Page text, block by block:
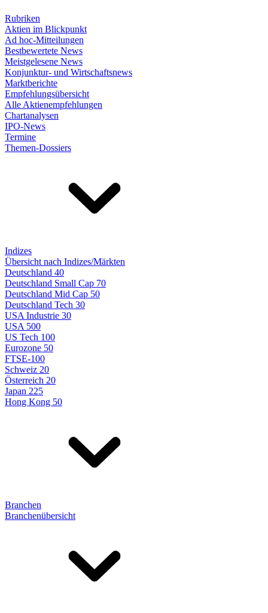
Rubriken
Aktien im Blickpunkt
Ad hoc-Mitteilungen
Bestbewertete News
Meistgelesene News
Konjunktur- und Wirtschaftsnews
Marktberichte
Empfehlungsübersicht
Alle Aktienempfehlungen
Chartanalysen
IPO-News
Termine
Themen-Dossiers
Indizes
Übersicht nach Indizes/Märkten
Deutschland 40
Deutschland Small Cap 70
Deutschland Mid Cap 50
Deutschland Tech 30
USA Industrie 30
USA 500
US Tech 100
Eurozone 50
FTSE-100
Schweiz 20
Österreich 20
Japan 225
Hong Kong 50
Branchen
Branchenübersicht